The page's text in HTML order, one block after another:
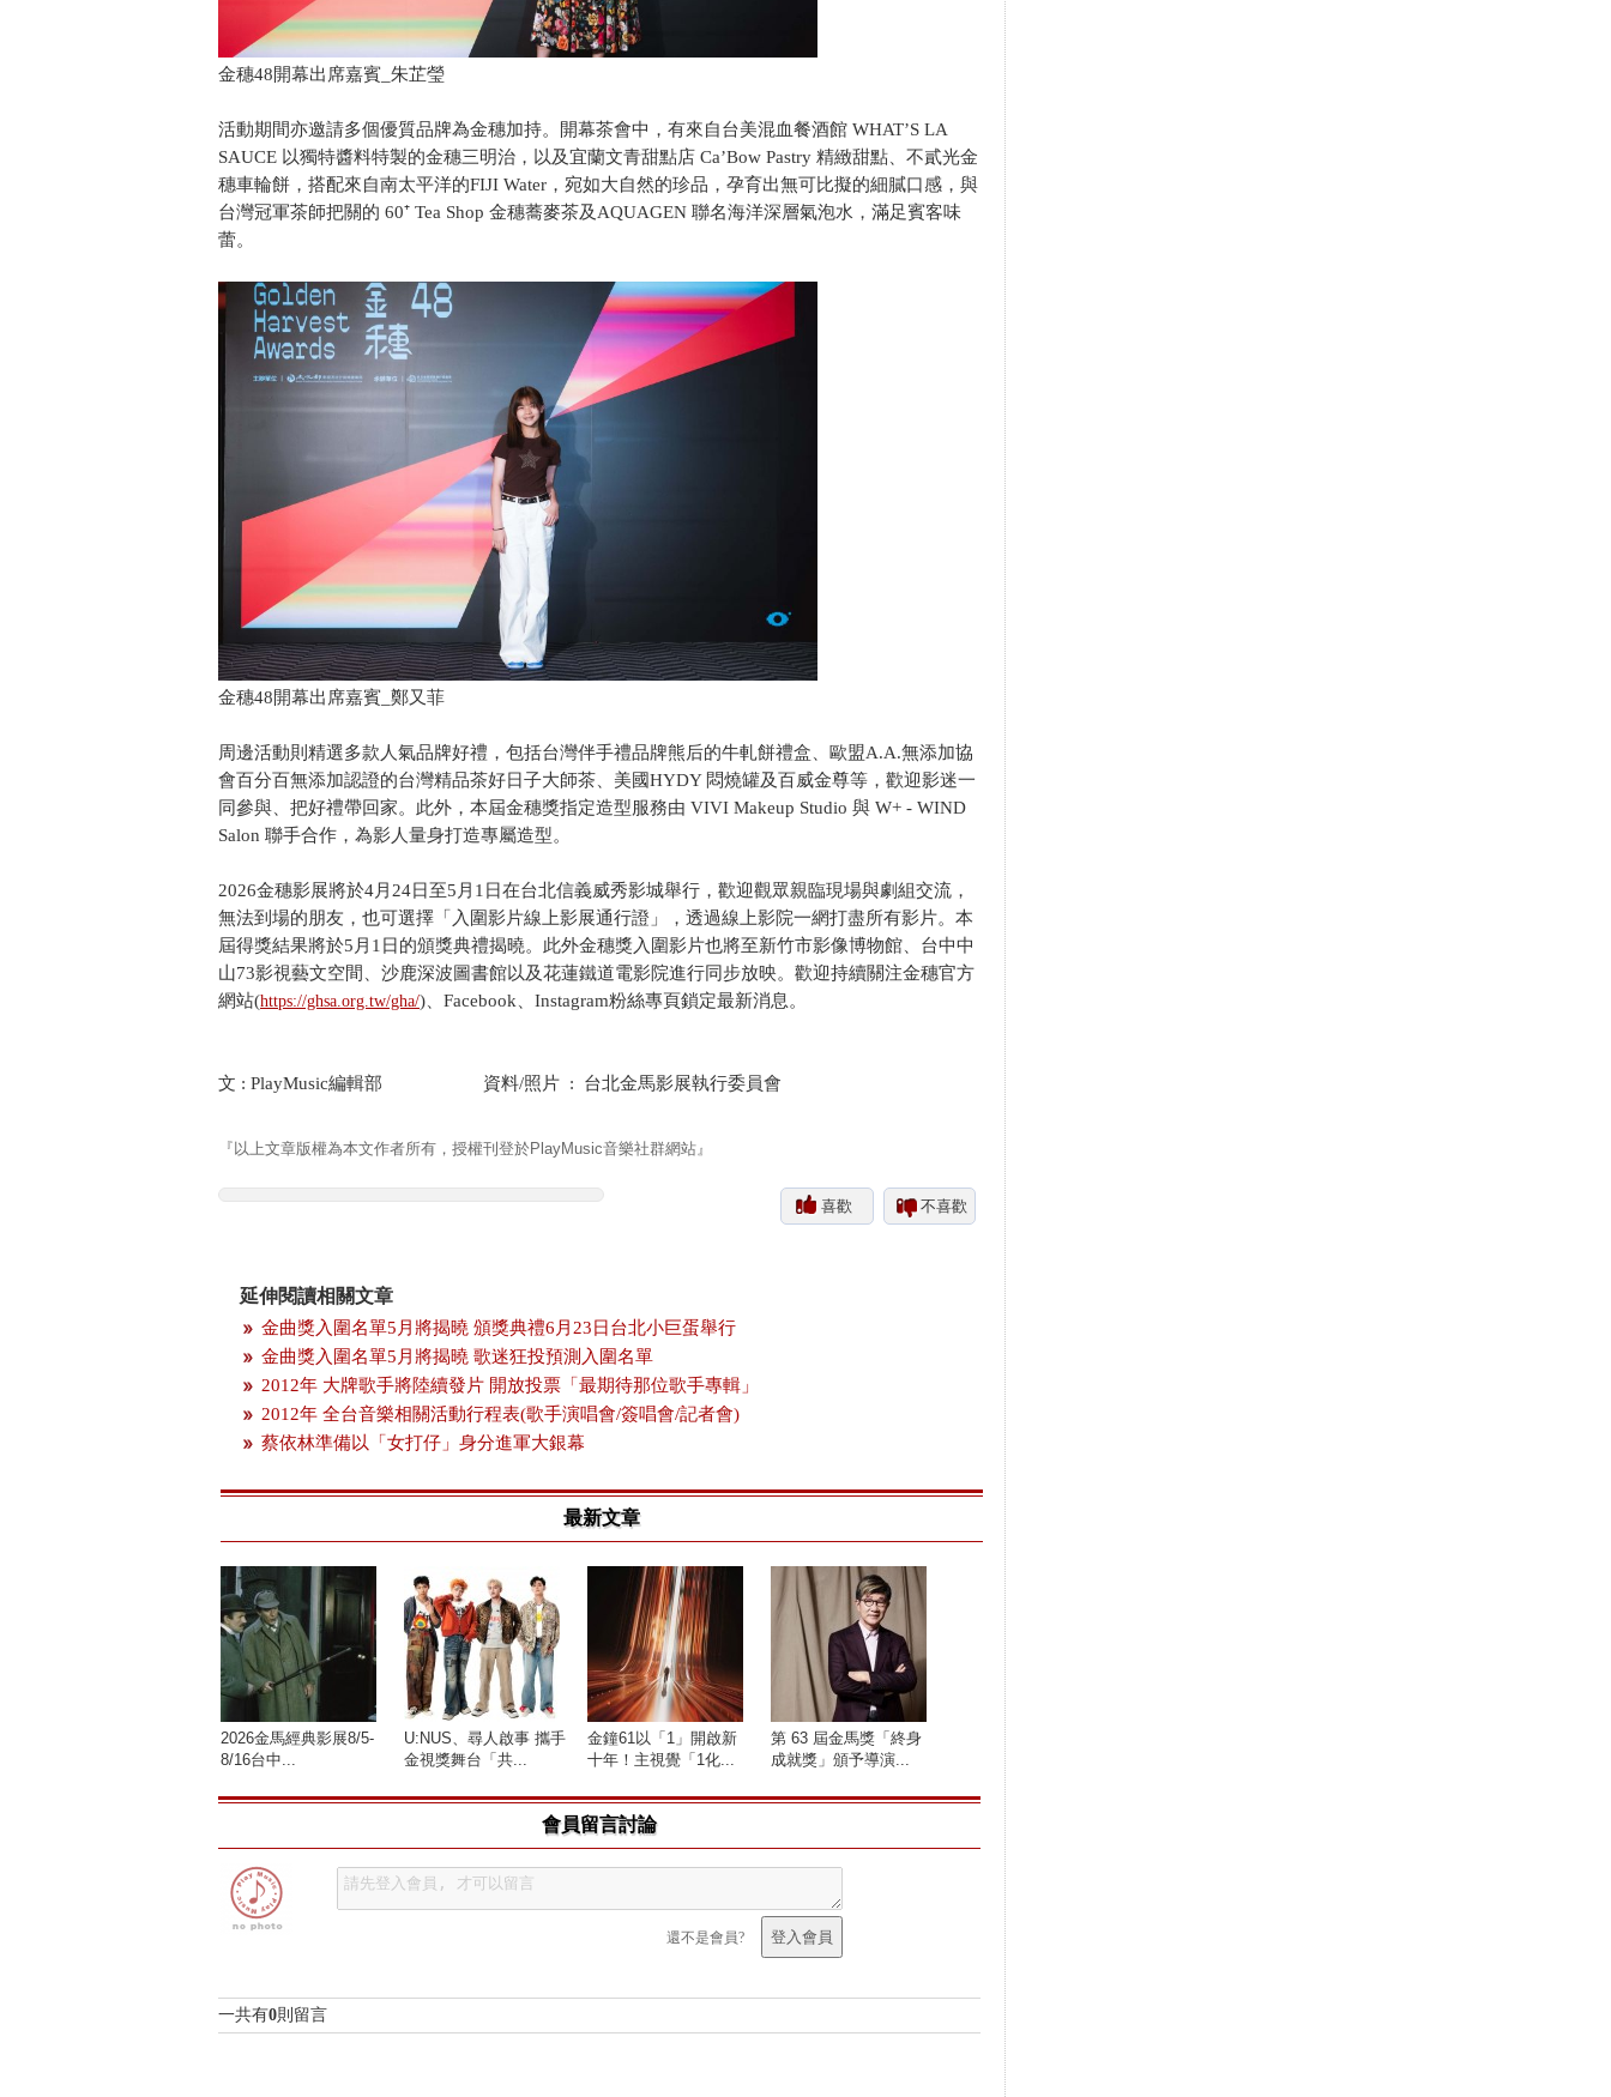
金穗48開幕出席嘉賓_朱芷瑩
活動期間亦邀請多個優質品牌為金穗加持。開幕茶會中，有來自台美混血餐酒館 WHAT’S LA
SAUCE 以獨特醬料特製的金穗三明治，以及宜蘭文青甜點店 Ca’Bow Pastry 精緻甜點、不貳光金
穗車輪餅，搭配來自南太平洋的FIJI Water，宛如大自然的珍品，孕育出無可比擬的細膩口感，與
台灣冠軍茶師把關的 60⁺ Tea Shop 金穗蕎麥茶及AQUAGEN 聯名海洋深層氣泡水，滿足賓客味
蕾。
金穗48開幕出席嘉賓_鄭又菲
周邊活動則精選多款人氣品牌好禮，包括台灣伴手禮品牌熊后的牛軋餅禮盒、歐盟A.A.無添加協
會百分百無添加認證的台灣精品茶好日子大師茶、美國HYDY 悶燒罐及百威金尊等，歡迎影迷一
同參與、把好禮帶回家。此外，本屆金穗獎指定造型服務由 VIVI Makeup Studio 與 W+ - WIND
Salon 聯手合作，為影人量身打造專屬造型。
2026金穗影展將於4月24日至5月1日在台北信義威秀影城舉行，歡迎觀眾親臨現場與劇組交流，
無法到場的朋友，也可選擇「入圍影片線上影展通行證」，透過線上影院一網打盡所有影片。本
屆得獎結果將於5月1日的頒獎典禮揭曉。此外金穗獎入圍影片也將至新竹市影像博物館、台中中
山73影視藝文空間、沙鹿深波圖書館以及花蓮鐵道電影院進行同步放映。歡迎持續關注金穗官方
網站(https://ghsa.org.tw/gha/)、Facebook、Instagram粉絲專頁鎖定最新消息。
文 : PlayMusic編輯部 資料/照片 : 台北金馬影展執行委員會
『以上文章版權為本文作者所有，授權刊登於PlayMusic音樂社群網站』
喜歡 不喜歡
延伸閱讀相關文章
金曲獎入圍名單5月將揭曉 頒獎典禮6月23日台北小巨蛋舉行
金曲獎入圍名單5月將揭曉 歌迷狂投預測入圍名單
2012年 大牌歌手將陸續發片 開放投票「最期待那位歌手專輯」
2012年 全台音樂相關活動行程表(歌手演唱會/簽唱會/記者會)
蔡依林準備以「女打仔」身分進軍大銀幕
最新文章
2026金馬經典影展8/5-
8/16台中...
U:NUS、尋人啟事 攜手
金視獎舞台「共...
金鐘61以「1」開啟新
十年！主視覺「1化...
第 63 屆金馬獎「終身
成就獎」頒予導演...
會員留言討論
還不是會員?
一共有0則留言